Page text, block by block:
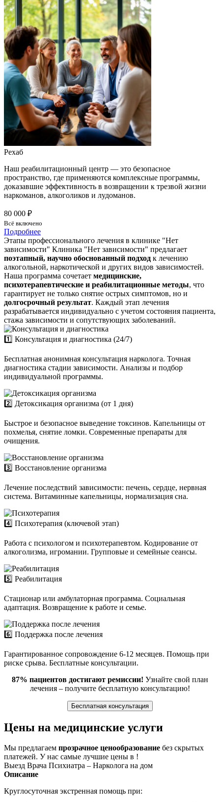
Рехаб
Наш реабилитационный центр — это безопасное
пространство, где применяются комплексные программы,
доказавшие эффективность в возвращении к трезвой жизни
наркоманов, алкоголиков и лудоманов.
80 000 ₽
Всё включено
Подробнее
Этапы профессионального лечения в клинике "Нет
зависимости" Клиника "Нет зависимости" предлагает
поэтапный, научно обоснованный подход к лечению
алкогольной, наркотической и других видов зависимостей.
Наша программа сочетает медицинские,
психотерапевтические и реабилитационные методы, что
гарантирует не только снятие острых симптомов, но и
долгосрочный результат. Каждый этап лечения
разрабатывается индивидуально с учетом состояния пациента,
стажа зависимости и сопутствующих заболеваний.
1️⃣ Консультация и диагностика (24/7)
Бесплатная анонимная консультация нарколога. Точная
диагностика стадии зависимости. Анализы и подбор
индивидуальной программы.
2️⃣ Детоксикация организма (от 1 дня)
Быстрое и безопасное выведение токсинов. Капельницы от
похмелья, снятие ломки. Современные препараты для
очищения.
3️⃣ Восстановление организма
Лечение последствий зависимости: печень, сердце, нервная
система. Витаминные капельницы, нормализация сна.
4️⃣ Психотерапия (ключевой этап)
Работа с психологом и психотерапевтом. Кодирование от
алкоголизма, игромании. Групповые и семейные сеансы.
5️⃣ Реабилитация
Стационар или амбулаторная программа. Социальная
адаптация. Возвращение к работе и семье.
6️⃣ Поддержка после лечения
Гарантированное сопровождение 6-12 месяцев. Помощь при
риске срыва. Бесплатные консультации.
87% пациентов достигают ремиссии! Узнайте свой план
лечения – получите бесплатную консультацию!
Бесплатная консультация
Цены на медицинские услуги
Мы предлагаем прозрачное ценообразование без скрытых
платежей. У нас самые лучшие цены в !
Выезд Врача Психиатра – Нарколога на дом
Описание
Круглосуточная экстренная помощь при: